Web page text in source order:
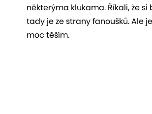
některýma klukama. Říkali, že
tady je ze strany fanoušků. Ale
moc těším.